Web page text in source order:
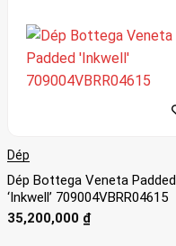
Dép
Dép Bottega Veneta Padded
‘Inkwell’ 709004VBRR04615
35,200,000 ₫